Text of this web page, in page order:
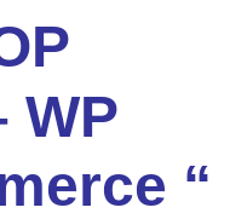
WP
“